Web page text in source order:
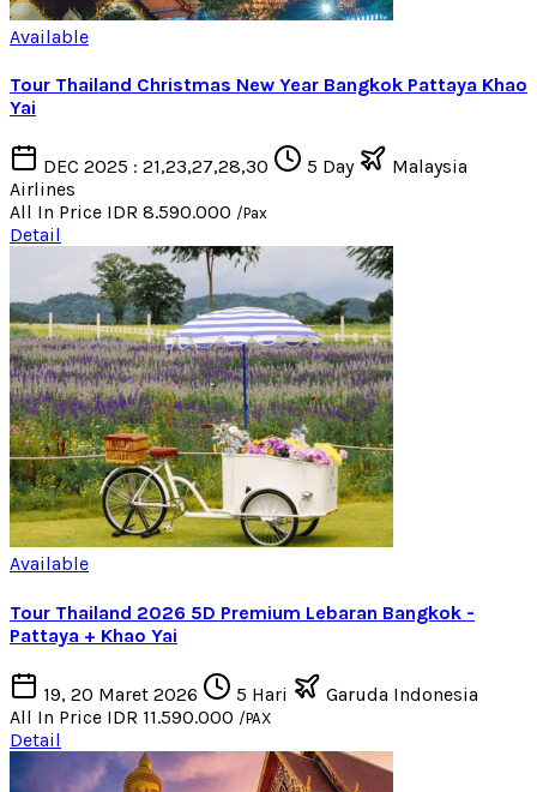
Available
Tour Thailand Christmas New Year Bangkok Pattaya Khao
Yai
DEC 2025 : 21,23,27,28,30 5 Day
Malaysia
Airlines
All In Price IDR 8.590.000 /Pax
Detail
Available
Tour Thailand 2026 5D Premium Lebaran Bangkok -
Pattaya + Khao Yai
19, 20 Maret 2026 5 Hari
Garuda Indonesia
All In Price IDR 11.590.000 /PAX
Detail